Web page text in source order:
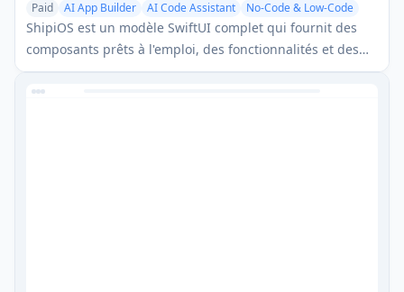
Paid AI App Builder AI Code Assistant No-Code & Low-Code
ShipiOS est un modèle SwiftUI complet qui fournit des
composants prêts à l'emploi, des fonctionnalités et des
ressources supplémentaires pour aider les développeurs
à construire et lancer rapidement des applications iOS